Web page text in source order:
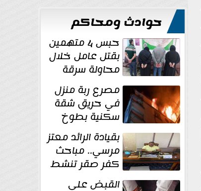
حوادث ومحاكم
حبس 4 متهمين
بقتل عامل خلال
محاولة سرقة
دراجة نارية في
المنوفية مصرع ربة منزل
في حريق شقة
سكنية بطوخ
بقيادة الرائد معتز
مرسي.. مباحث
كفر صقر تنشط
بقوة وتوجه
القبض على